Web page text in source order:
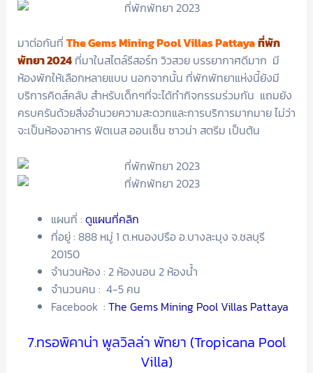
มาต่อกันที่ The Gems Mining Pool Villas Pattayaที่พัก
พัทยา 2024 ที่มาในสไตล์รีสอร์ท วิวสวย บรรยากาศดีมาก มี
ห้องพักให้เลือกหลายแบบ นอกจากนั้น ที่พักพัทยาแห่งนี้ยังมี
บริการคิดส์คลับ สำหรับเด็กๆที่จะได้ทำกิจกรรมร่วมกัน แถมยัง
ครบครันด้วยสิ่งอำนวยความสะดวกและการบริการมากมาย ไม่ว่า
จะเป็นห้องอาหาร ฟิตเนส ออนเซ็น ซาวน่า สตรีม เป็นต้น
แผนที่ : ดูแผนที่คลิก
ที่อยู่ : 888 หมู่ 1 ต.หนองปรือ อ.บางละมุง จ.ชลบุรี
20150
จำนวนห้อง : 2 ห้องนอน 2 ห้องน้ำ
จำนวนคน : 4-5 คน
Facebook : The Gems Mining Pool Villas Pattaya
7.ทรอพิคาน่า พูลวิลล่า พัทยา (Tropicana Pool
Villa)